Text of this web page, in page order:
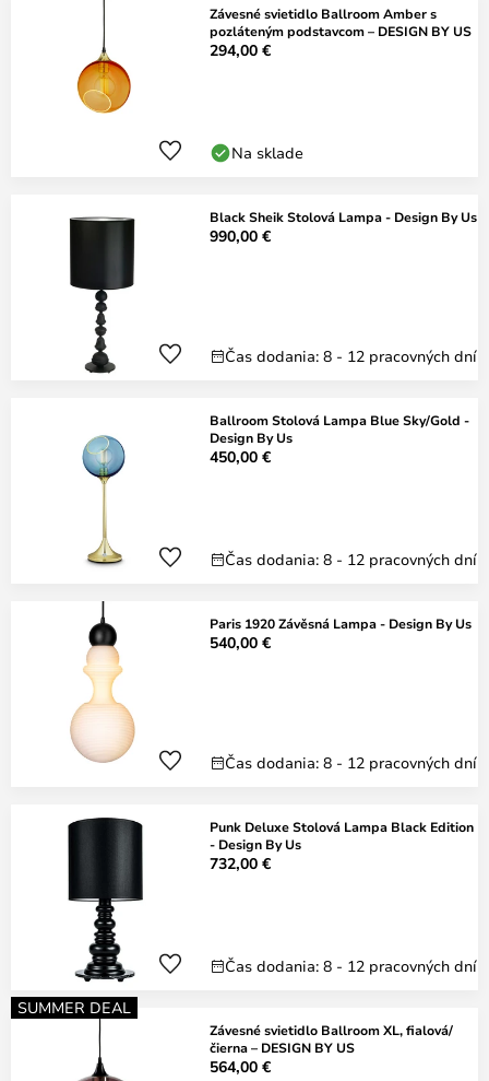
Závesné svietidlo Ballroom Amber s
pozláteným podstavcom – DESIGN BY US
294,00 €
Na sklade
Black Sheik Stolová Lampa - Design By Us
990,00 €
Čas dodania: 8 - 12 pracovných dní
Ballroom Stolová Lampa Blue Sky/Gold -
Design By Us
450,00 €
Čas dodania: 8 - 12 pracovných dní
Paris 1920 Závěsná Lampa - Design By Us
540,00 €
Čas dodania: 8 - 12 pracovných dní
Punk Deluxe Stolová Lampa Black Edition
- Design By Us
732,00 €
Čas dodania: 8 - 12 pracovných dní
SUMMER DEAL
Závesné svietidlo Ballroom XL, fialová/
čierna – DESIGN BY US
564,00 €